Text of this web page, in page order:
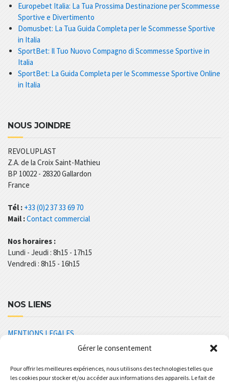
Gérer le consentement
Pour offrir les meilleures expériences, nous utilisons des technologies telles que
les cookies pour stocker et/ou accéder aux informations des appareils. Le fait de
Europebet Italia: La Tua Prossima Destinazione per Scommesse
Sportive e Divertimento
Domusbet: La Tua Guida Completa per le Scommesse Sportive
in Italia
SportBet: Il Tuo Nuovo Compagno di Scommesse Sportive in
Italia
SportBet: La Guida Completa per le Scommesse Sportive Online
in Italia
NOUS JOINDRE
REVOLUPLAST
Z.A. de la Croix Saint-Mathieu
BP 10022 - 28320 Gallardon
France
Tél : +33 (0)2 37 33 69 70
Mail :Contact commercial
Nos horaires :
Lundi - Jeudi : 8h15 - 17h15
Vendredi : 8h15 - 16h15
NOS LIENS
MENTIONS LEGALES
POLITIQUE DE CONFIDENTIALITÉ
CGV REVOLUPLAST